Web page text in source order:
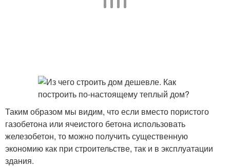
Таким образом мы видим, что если вместо пористого
газобетона или ячеистого бетона использовать
железобетон, то можно получить существенную
экономию как при строительстве, так и в эксплуатации
здания.